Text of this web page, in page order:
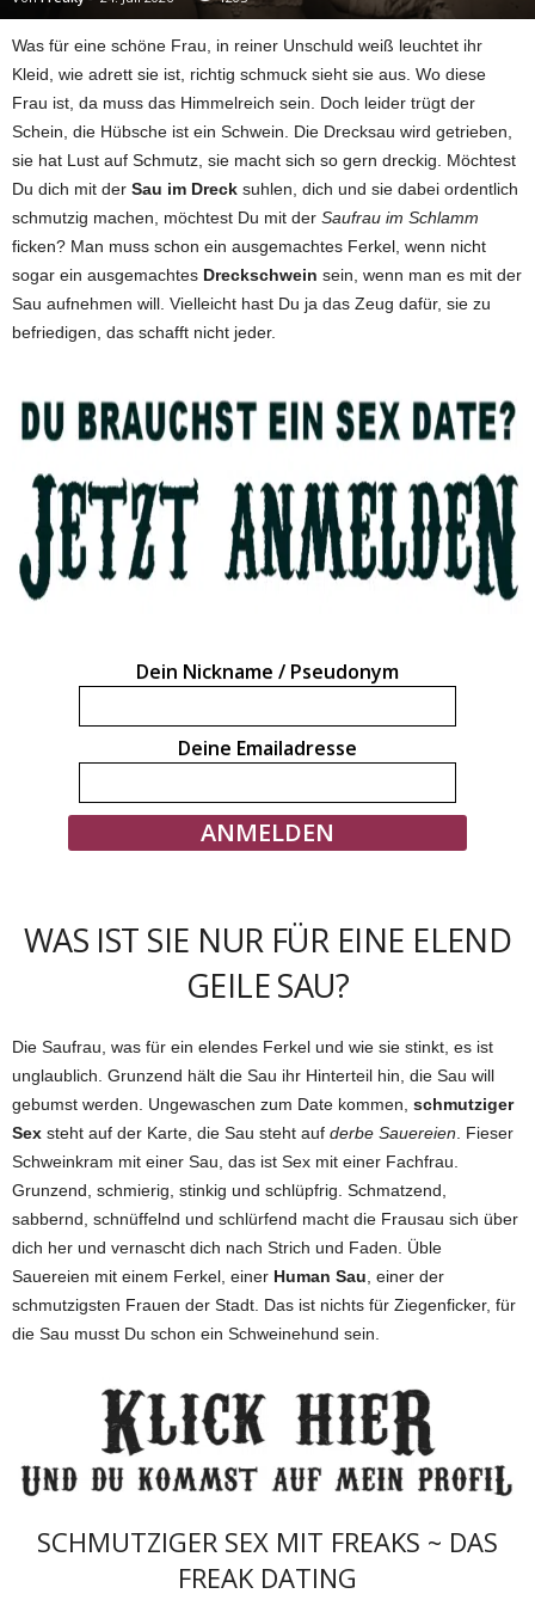
Was für eine schöne Frau, in reiner Unschuld weiß leuchtet ihr
Kleid, wie adrett sie ist, richtig schmuck sieht sie aus. Wo diese
Frau ist, da muss das Himmelreich sein. Doch leider trügt der
Schein, die Hübsche ist ein Schwein. Die Drecksau wird getrieben,
sie hat Lust auf Schmutz, sie macht sich so gern dreckig. Möchtest
Du dich mit der Sau im Dreck suhlen, dich und sie dabei ordentlich
schmutzig machen, möchtest Du mit der Saufrau im Schlamm
ficken? Man muss schon ein ausgemachtes Ferkel, wenn nicht
sogar ein ausgemachtes Dreckschwein sein, wenn man es mit der
Sau aufnehmen will. Vielleicht hast Du ja das Zeug dafür, sie zu
befriedigen, das schafft nicht jeder.
Dein Nickname / Pseudonym
Deine Emailadresse
WAS IST SIE NUR FÜR EINE ELEND
GEILE SAU?
Die Saufrau, was für ein elendes Ferkel und wie sie stinkt, es ist
unglaublich. Grunzend hält die Sau ihr Hinterteil hin, die Sau will
gebumst werden. Ungewaschen zum Date kommen, schmutziger
Sex steht auf der Karte, die Sau steht auf derbe Sauereien. Fieser
Schweinkram mit einer Sau, das ist Sex mit einer Fachfrau.
Grunzend, schmierig, stinkig und schlüpfrig. Schmatzend,
sabbernd, schnüffelnd und schlürfend macht die Frausau sich über
dich her und vernascht dich nach Strich und Faden. Üble
Sauereien mit einem Ferkel, einer Human Sau, einer der
schmutzigsten Frauen der Stadt. Das ist nichts für Ziegenficker, für
die Sau musst Du schon ein Schweinehund sein.
SCHMUTZIGER SEX MIT FREAKS ~ DAS
FREAK DATING